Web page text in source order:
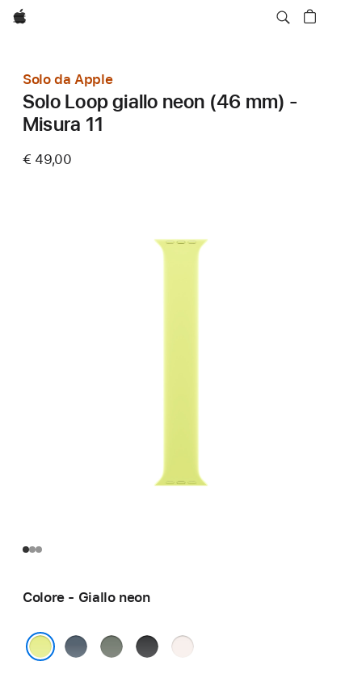
Apple
Solo da Apple
Solo Loop giallo neon (46 mm) -
Misura 11
€ 49,00
Colore - Giallo neon
Blu
Grigioverde
Nero
Rosa